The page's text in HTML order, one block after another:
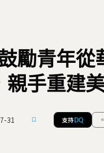
勵青年從
手重建
31 支持 DQ